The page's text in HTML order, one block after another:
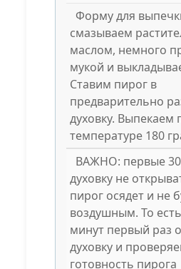
Форму для
смазываем
маслом, немного
мукой и
Ставим пирог в
предварительно
духовку. Выпекаем
температуре 180
ВАЖНО: первые
духовку не
пирог осядет и не
воздушным. То
минут первый раз
духовку и
готовность пирога